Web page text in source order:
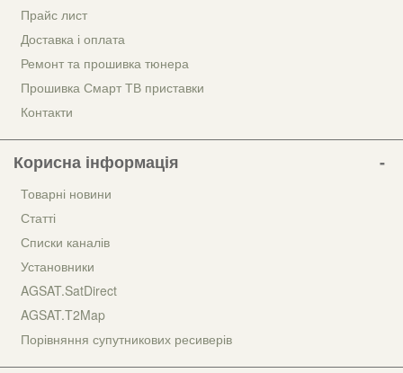
Прайс лист
Доставка і оплата
Ремонт та прошивка тюнера
Прошивка Смарт ТВ приставки
Контакти
Корисна інформація
Товарні новини
Статті
Списки каналів
Установники
AGSAT.SatDirect
AGSAT.T2Map
Порівняння супутникових ресиверів